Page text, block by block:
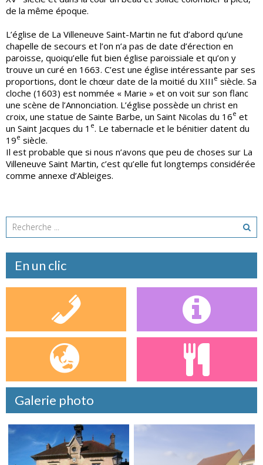
de la même époque.
L’église de La Villeneuve Saint-Martin ne fut d’abord qu’une
chapelle de secours et l’on n’a pas de date d’érection en
paroisse, quoiqu’elle fut bien église paroissiale et qu’on y
trouve un curé en 1663. C’est une église intéressante par ses
proportions, dont le chœur date de la moitié du XIII e siècle. Sa
cloche (1603) est nommée « Marie » et on voit sur son flanc
une scène de l’Annonciation. L’église possède un christ en
croix, une statue de Sainte Barbe, un Saint Nicolas du 16e et
un Saint Jacques du 1 e. Le tabernacle et le bénitier datent du
19e siècle.
Il est probable que si nous n’avons que peu de choses sur La
Villeneuve Saint Martin, c’est qu’elle fut longtemps considérée
comme annexe d’Ableiges.
En un clic
Galerie photo